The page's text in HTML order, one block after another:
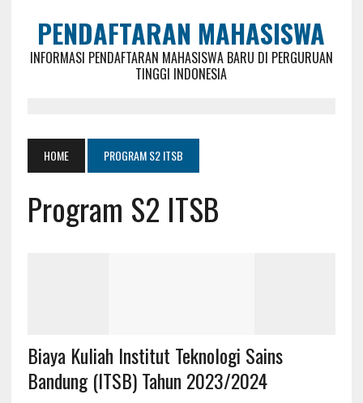
PENDAFTARAN MAHASISWA
INFORMASI PENDAFTARAN MAHASISWA BARU DI PERGURUAN
TINGGI INDONESIA
HOME PROGRAM S2 ITSB
Program S2 ITSB
Biaya Kuliah Institut Teknologi Sains
Bandung (ITSB) Tahun 2023/2024